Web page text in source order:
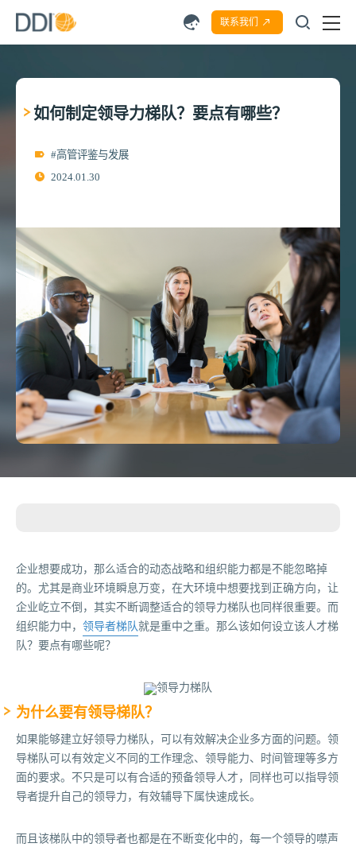
联系我们
如何制定领导力梯队？要点有哪些？
#高管评鉴与发展
2024.01.30
企业想要成功，那么适合的动态战略和组织能力都是不能忽略掉
的。尤其是商业环境瞬息万变，在大环境中想要找到正确方向，让
企业屹立不倒，其实不断调整适合的领导力梯队也同样很重要。而
组织能力中， 领导者梯队就是重中之重。那么该如何设立该人才梯
队？要点有哪些呢？
为什么要有领导梯队？
如果能够建立好领导力梯队，可以有效解决企业多方面的问题。领
导梯队可以有效定义不同的工作理念、领导能力、时间管理等多方
面的要求。不只是可以有合适的预备领导人才，同样也可以指导领
导者提升自己的领导力，有效辅导下属快速成长。
而且该梯队中的领导者也都是在不断变化中的，每一个领导的噤声